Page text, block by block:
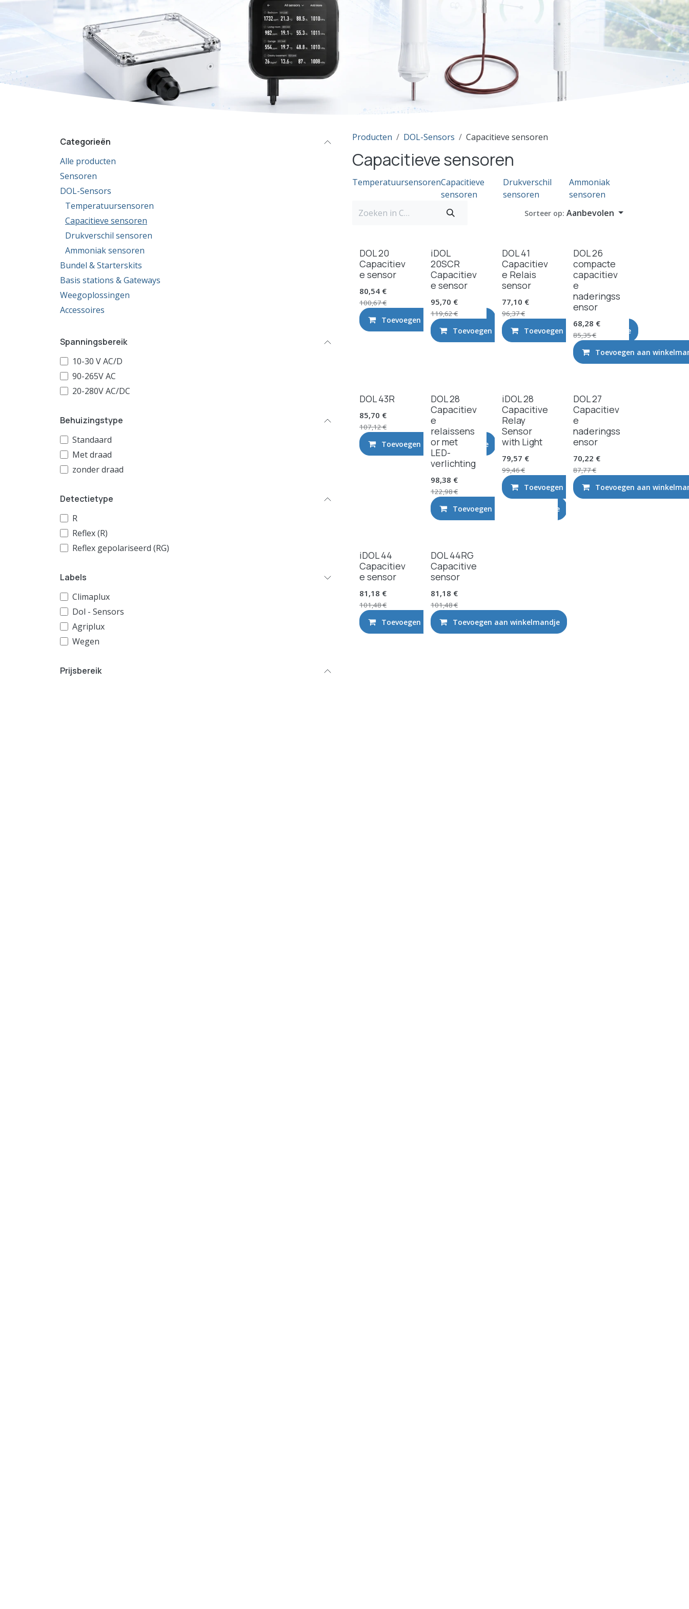
Categorieën
Alle producten
Sensoren
DOL-Sensors
Temperatuursensoren
Capacitieve sensoren
Drukverschil sensoren
Ammoniak sensoren
Bundel & Starterskits
Basis stations & Gateways
Weegoplossingen
Accessoires
Spanningsbereik
10-30 V AC/D
90-265V AC
20-280V AC/DC
Behuizingstype
Standaard
Met draad
zonder draad
Detectietype
R
Reflex (R)
Reflex gepolariseerd (RG)
Labels
Climaplux
Dol - Sensors
Agriplux
Wegen
Prijsbereik
Producten DOL-Sensors Capacitieve sensoren
Capacitieve sensoren
TemperatuursensorenCapacitieve
sensoren
Drukverschil
sensoren
Ammoniak
sensoren
Sorteer op: Aanbevolen
DOL 20
Capacitiev
e sensor
80,54 €
100,67€
Toevoegen aan winkelmandje
iDOL
20SCR
Capacitiev
e sensor
95,70 €
119,62€
Toevoegen aan winkelmandje
DOL 41
Capacitiev
e Relais
sensor
77,10 €
96,37€
Toevoegen aan winkelmandje
DOL 26
compacte
capacitiev
e
naderingss
ensor
68,28 €
85,35€
Toevoegen aan
DOL 43R
85,70 €
107,12€
Toevoegen aan winkelmandje
DOL 28
Capacitiev
e
relaissens
or met
LED-
verlichting
98,38 €
122,98€
Toevoegen aan winkelmandje
iDOL 28
Capacitive
Relay
Sensor
with Light
79,57 €
99,46€
Toevoegen aan winkelmandje
DOL 27
Capacitiev
e
naderingss
ensor
70,22 €
87,77€
Toevoegen aan
iDOL 44
Capacitiev
e sensor
81,18 €
101,48€
Toevoegen aan winkelmandje
DOL 44RG
Capacitive
sensor
81,18 €
101,48€
Toevoegen aan winkelmandje